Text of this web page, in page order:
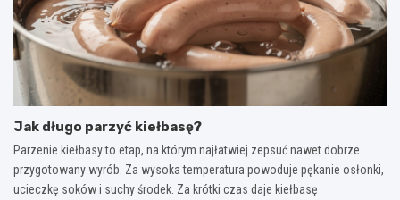
Jak długo parzyć kiełbasę?
Parzenie kiełbasy to etap, na którym najłatwiej zepsuć nawet dobrze
przygotowany wyrób. Za wysoka temperatura powoduje pękanie osłonki,
ucieczkę soków i suchy środek. Za krótki czas daje kiełbasę